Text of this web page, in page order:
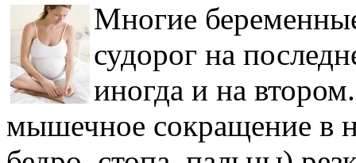
Многие
судорог на
иногда и на
мышечное сокращение в